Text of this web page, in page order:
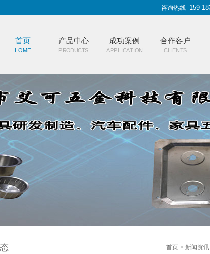
咨询热线 159-
首页
HOME
产品中心
PRODUCTS
成功案例
APPLICATION
合作客户
CLIENTS
首页 > 新闻资讯